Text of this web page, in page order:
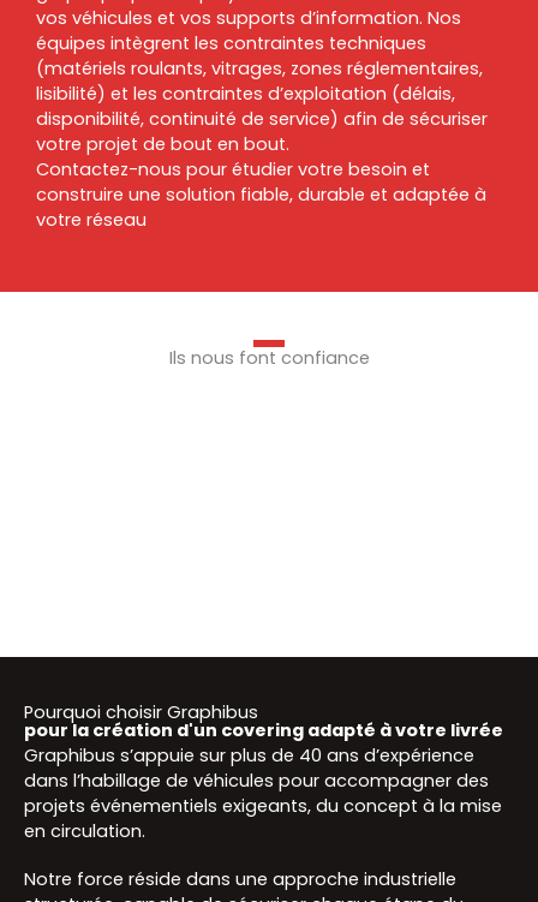
vos véhicules et vos supports d’information. Nos
équipes intègrent les contraintes techniques
(matériels roulants, vitrages, zones réglementaires,
lisibilité) et les contraintes d’exploitation (délais,
disponibilité, continuité de service) afin de sécuriser
votre projet de bout en bout.
Contactez-nous pour étudier votre besoin et
construire une solution fiable, durable et adaptée à
votre réseau
Ils nous font confiance
Pourquoi choisir Graphibus
pour la création d'un covering adapté à votre livrée
Graphibus s’appuie sur plus de 40 ans d’expérience
dans l’habillage de véhicules pour accompagner des
projets événementiels exigeants, du concept à la mise
en circulation.
Notre force réside dans une approche industrielle